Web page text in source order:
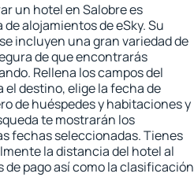
un hotel en Salobre es
alojamientos de eSky. Su
incluyen una gran variedad de
de que encontrarás
Rellena los campos del
destino, elige la fecha de
de huéspedes y habitaciones y
te mostrarán los
fechas seleccionadas. Tienes
la distancia del hotel al
pago así como la clasificación